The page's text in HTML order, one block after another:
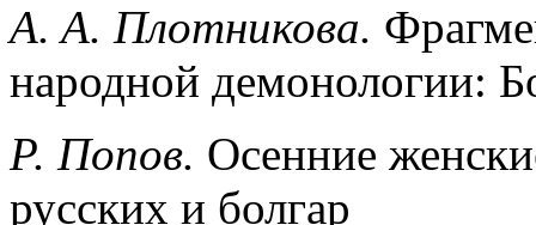
A. A. Плотникова.
народной демонологии:
Р. Попов. Осенние
русских и болгар